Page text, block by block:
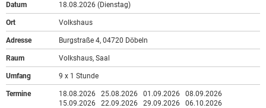
Datum 18.08.2026 (Dienstag)
Ort Volkshaus
Adresse Burgstraße 4, 04720 Döbeln
Raum Volkshaus, Saal
Umfang 9 x 1 Stunde
Termine 18.08.2026 25.08.2026 01.09.2026
08.09.2026
15.09.2026
22.09.2026 29.09.2026
06.10.2026